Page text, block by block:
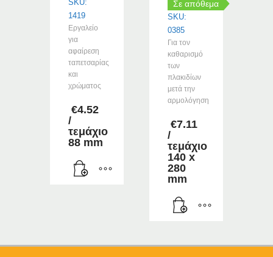
προϊόντος
SKU:
1419
Εργαλείο
για
αφαίρεση
ταπετσαρίας
και
χρώματος
€4.52
/
τεμάχιο
88 mm
Σε απόθεμα
SKU:
0385
Για τον
καθαρισμό
των
πλακιδίων
μετά την
αρμολόγηση
€7.11
/
τεμάχιο
140 x
280
mm